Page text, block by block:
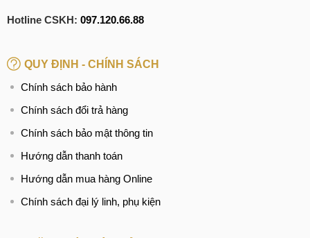
Sửa lỗi thay vỏ, khung sườn iPad Air 2022 giá rẻ
Hotline CSKH: 097.120.66.88
QUY ĐỊNH - CHÍNH SÁCH
Chính sách bảo hành
Chính sách đổi trả hàng
Chính sách bảo mật thông tin
Hướng dẫn thanh toán
Hướng dẫn mua hàng Online
Chính sách đại lý linh, phụ kiện